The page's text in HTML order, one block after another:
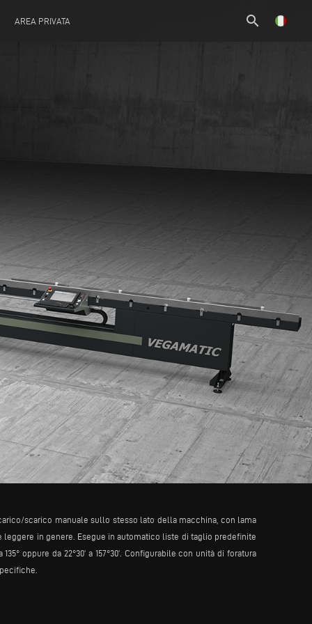
AREA PRIVATA search
scarico manuale sullo stesso lato della macchina, con lama
in genere. Esegue in automatico liste di taglio predefinite
oppure da 22°30’ a 157°30’. Configurabile con unità di foratura